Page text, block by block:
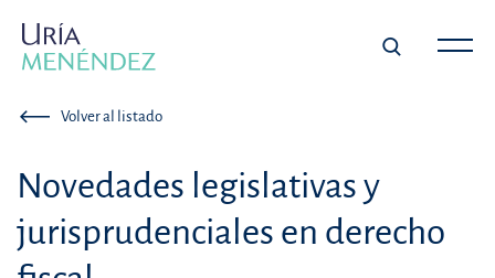
Volver al listado
Novedades legislativas y
jurisprudenciales en derecho